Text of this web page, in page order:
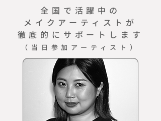
全国で活躍中の
メイクアーティストが
​徹底的にサポートします
（当日参加アーティスト）